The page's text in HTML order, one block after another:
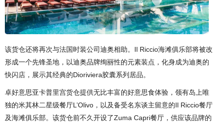
该货仓还将再次与法国时装公司迪奥相助。Il Riccio海滩俱乐部将被改
形成一个先锋圣地，以迪奥品牌绚丽性的元素装点，化身成为迪奥的
快闪店，展示其经典的Dioriviera胶囊系列居品。
卓好意思亚卡普里宫货仓提供无比丰富的好意思食体验，领有岛上唯
独的米其林二星级餐厅L’Olivo，以及备受名东谈主留意的Il Riccio餐厅
及海滩俱乐部。该货仓前不久开设了Zuma Capri餐厅，供应该品牌的